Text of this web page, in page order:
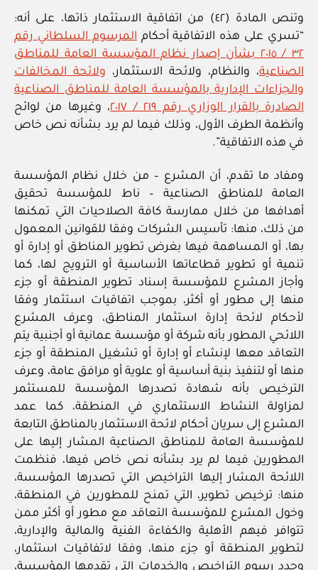
وتنص المادة (٤٢) من اتفاقية الاستثمار ذاتها، على أنه:
“تسري على هذه الاتفاقية أحكام المرسوم السلطاني رقم
٣٢ / ٢٠١٥ بشأن إصدار نظام المؤسسة العامة للمناطق
الصناعية، والنظام، ولائحة الاستثمار، ولائحة المخالفات
والجزاءات الإدارية بالمؤسسة العامة للمناطق الصناعية
الصادرة بالقرار الوزاري رقم ٢١٩ / ٢٠١٧
، وغيرها من لوائح
وأنظمة الطرف الأول، وذلك فيما لم يرد بشأنه نص خاص
في هذه الاتفاقية”.
ومفاد ما تقدم، أن المشرع – من خلال نظام المؤسسة
العامة للمناطق الصناعية – ناط للمؤسسة تحقيق
أهدافها من خلال ممارسة كافة الصلاحيات التي تمكنها
من ذلك، منها: تأسيس الشركات وفقا للقوانين المعمول
بها، أو المساهمة فيها بغرض تطوير المناطق أو إدارة أو
تنمية أو تطوير قطاعاتها الأساسية أو الترويج لها، كما
وأجاز المشرع للمؤسسة إسناد تطوير المنطقة أو جزء
منها إلى مطور أو أكثر، بموجب اتفاقيات استثمار وفقا
لأحكام لائحة إدارة استثمار المناطق، وعرف المشرع
اللائحي المطور بأنه شركة أو مؤسسة عمانية أو أجنبية يتم
التعاقد معها لإنشاء أو إدارة أو تشغيل المنطقة أو جزء
منها أو لتنفيذ بنية أساسية أو علوية أو مرافق عامة، وعرف
الترخيص بأنه شهادة تصدرها المؤسسة للمستثمر
لمزاولة النشاط الاستثماري في المنطقة، كما عمد
المشرع إلى سريان أحكام لائحة الاستثمار بالمناطق التابعة
للمؤسسة العامة للمناطق الصناعية المشار إليها على
المطورين فيما لم يرد بشأنه نص خاص فيها، فنظمت
اللائحة المشار إليها التراخيص التي تصدرها المؤسسة،
منها: ترخيص تطوير، التي تمنح للمطورين في المنطقة،
وخول المشرع للمؤسسة التعاقد مع مطور أو أكثر ممن
تتوافر فيهم الأهلية والكفاءة الفنية والمالية والإدارية،
لتطوير المنطقة أو جزء منها، وفقا لاتفاقيات استثمار،
وحدد رسوم التراخيص والخدمات التي تقدمها المؤسسة،